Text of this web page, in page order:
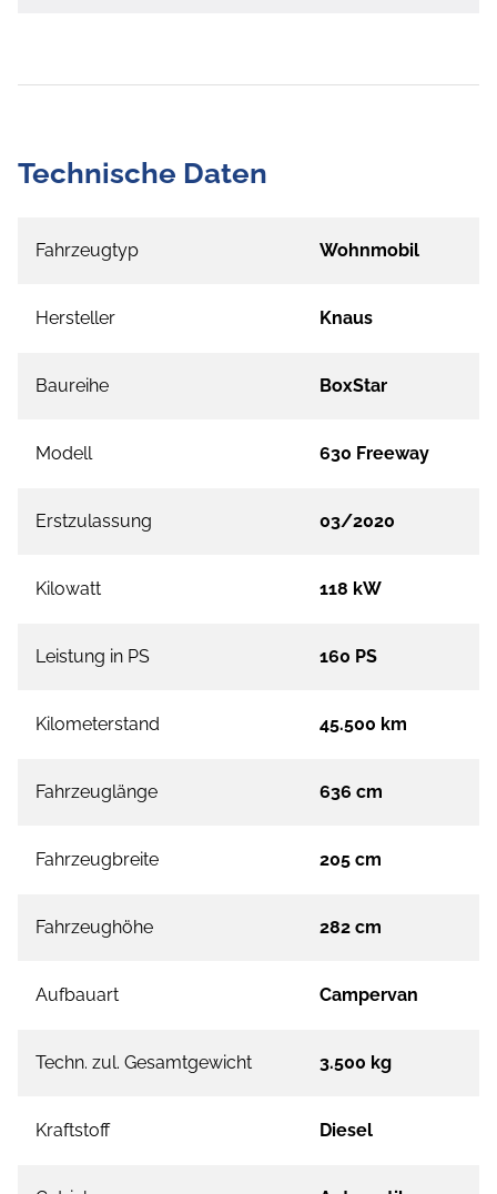
Technische Daten
Fahrzeugtyp Wohnmobil
Hersteller Knaus
Baureihe BoxStar
Modell 630 Freeway
Erstzulassung 03/2020
Kilowatt 118 kW
Leistung in PS 160 PS
Kilometerstand 45.500 km
Fahrzeuglänge 636 cm
Fahrzeugbreite 205 cm
Fahrzeughöhe 282 cm
Aufbauart Campervan
Techn. zul. Gesamtgewicht 3.500 kg
Kraftstoff Diesel